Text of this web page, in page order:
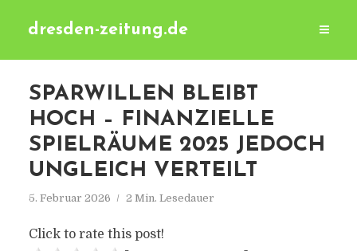
dresden-zeitung.de
SPARWILLEN BLEIBT
HOCH – FINANZIELLE
SPIELRÄUME 2025 JEDOCH
UNGLEICH VERTEILT
5. Februar 2026 2 Min. Lesedauer
Click to rate this post!